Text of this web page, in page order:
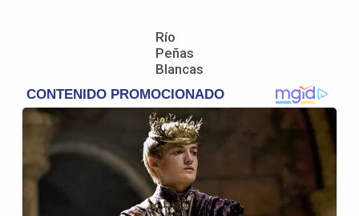
Río
Peñas
Blancas